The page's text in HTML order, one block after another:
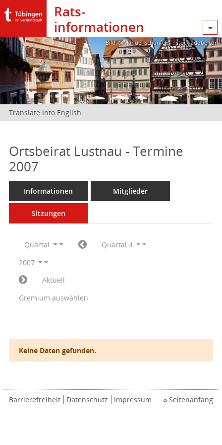
Rats­
informationen
Bild: @Manuel Schönfeld – stock.adobe.com
Translate into English
Ortsbeirat Lustnau - Termine
2007
Informationen Mitglieder
Sitzungen
Quartal
Quartal 4
2007
Aktuell
Gremium auswählen
Keine Daten gefunden.
Barrierefreiheit Datenschutz Impressum Seitenanfang